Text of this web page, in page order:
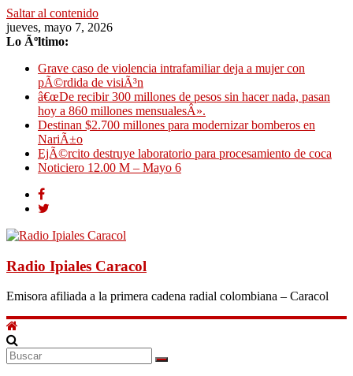
Saltar al contenido
jueves, mayo 7, 2026
Lo Ãºltimo:
Grave caso de violencia intrafamiliar deja a mujer con
pÃ©rdida de visiÃ³n
â€œDe recibir 300 millones de pesos sin hacer nada, pasan
hoy a 860 millones mensualesÂ».
Destinan $2.700 millones para modernizar bomberos en
NariÃ±o
EjÃ©rcito destruye laboratorio para procesamiento de coca
Noticiero 12.00 M – Mayo 6
Radio Ipiales Caracol
Emisora afiliada a la primera cadena radial colombiana – Caracol